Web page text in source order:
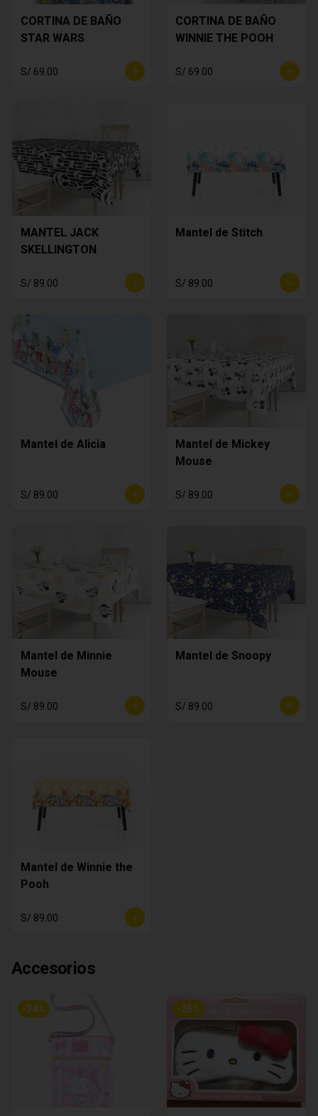
CORTINA DE BAÑO
STAR WARS
S/ 69.00
CORTINA DE BAÑO
WINNIE THE POOH
S/ 69.00
MANTEL JACK
SKELLINGTON
S/ 89.00
Mantel de Stitch
S/ 89.00
Mantel de Alicia
S/ 89.00
Mantel de Mickey
Mouse
S/ 89.00
Mantel de Minnie
Mouse
S/ 89.00
Mantel de Snoopy
S/ 89.00
Mantel de Winnie the
Pooh
S/ 89.00
Accesorios
-34% -25%